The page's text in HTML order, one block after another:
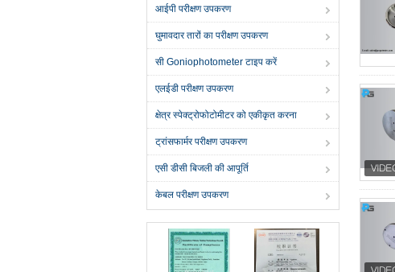
आईपी ​​परीक्षण उपकरण
घुमावदार तारों का परीक्षण उपकरण
सी Goniophotometer टाइप करें
एलईडी परीक्षण उपकरण
क्षेत्र स्पेक्ट्रोफोटोमीटर को एकीकृत करना
ट्रांसफार्मर परीक्षण उपकरण
एसी डीसी बिजली की आपूर्ति
केबल परीक्षण उपकरण